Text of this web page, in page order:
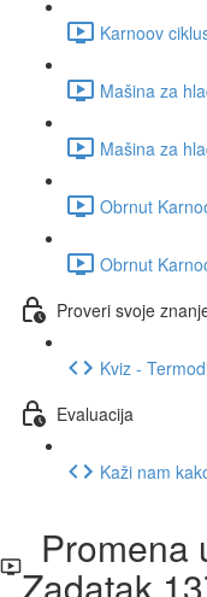
Karnoov
Mašina za
Mašina za
Obrnut
Obrnut
Proveri svoje
Kviz -
Evaluacija
Kaži nam
Promena